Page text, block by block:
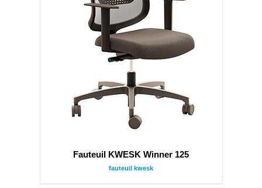
Fauteuil KWESK Winner 125
fauteuil kwesk